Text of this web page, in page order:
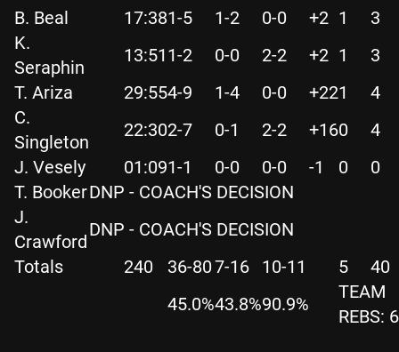
B. Beal
17:381-5 1-2 0-0 +2 1
3
K.
Seraphin
13:511-2 0-0 2-2 +2 1
3
T. Ariza
29:554-9 1-4 0-0 +221
4
C.
Singleton
22:302-7 0-1 2-2 +160
4
J. Vesely
01:091-1 0-0 0-0 -1 0
0
T. BookerDNP - COACH'S DECISION
J.
Crawford
DNP - COACH'S DECISION
Totals
240 36-807-16 10-11 5
40
45.0%43.8%90.9%
TEAM
REBS: 6